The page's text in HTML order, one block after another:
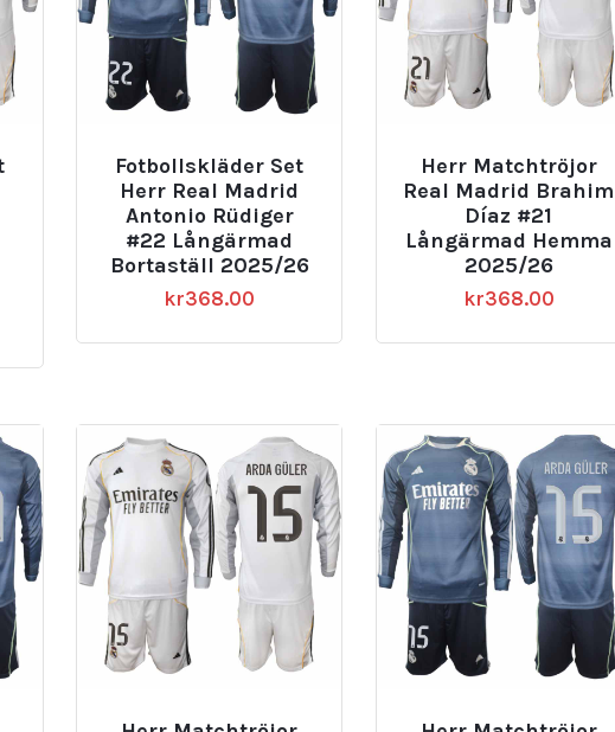
Fotbollskläder Set
Herr Real Madrid
Antonio Rüdiger
#22 Långärmad
Bortaställ 2025/26
kr368.00
Herr Matchtröjor
Real Madrid Brahim
Díaz #21
Långärmad Hemma
2025/26
kr368.00